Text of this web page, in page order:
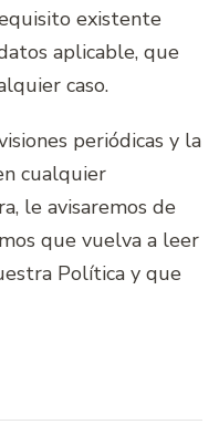
existente
aplicable, que
caso.
periódicas y la
cualquier
le avisaremos de
que vuelva a leer
Política y que